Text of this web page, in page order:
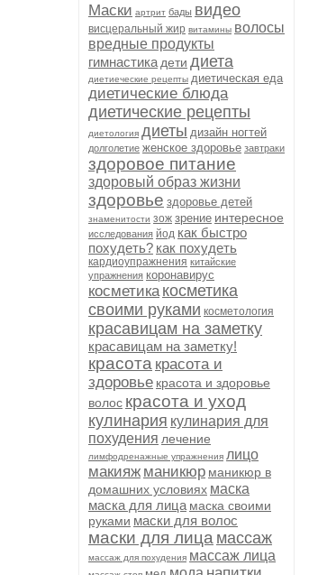
Маски артрит бады видео
висцеральный жир витамины волосы
вредные продукты
гимнастика дети диета
диетиеческие рецепты диетическая еда
диетические блюда
диетические рецепты
диетология диеты дизайн ногтей
долголетие женское здоровье завтраки
здоровое питание
здоровый образ жизни
здоровье здоровье детей
знаменитости зож зрение интересное
исследования йод как быстро
похудеть? как похудеть
кардиоупражнения китайские
упражнения коронавирус
косметика косметика
своими руками косметология
красавицам на заметку
красавицам на заметку!
красота красота и
здоровье красота и здоровье
волос красота и уход
кулинария кулинария для
похудения лечение
лимфодренажные упражнения лицо
макияж маникюр маникюр в
домашних условиях маска
маска для лица маска своими
руками маски для волос
маски для лица массаж
массаж для похудения массаж лица